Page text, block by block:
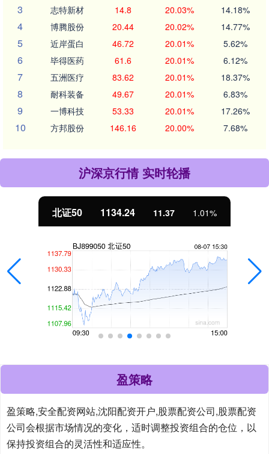
3 志特新材 14.8 20.03% 14.18%
4 博腾股份 20.44 20.02% 14.77%
5 近岸蛋白 46.72 20.01% 5.62%
6 毕得医药 61.6 20.01% 6.12%
7 五洲医疗 83.62 20.01% 18.37%
8 耐科装备 49.67 20.01% 6.83%
9 一博科技 53.33 20.01% 17.26%
10 方邦股份 146.16 20.00% 7.68%
沪深京行情 实时轮播
北证50 1134.24 11.37 1.01%
盈策略
盈策略,安全配资网站,沈阳配资开户,股票配资公司,股票配资
公司会根据市场情况的变化，适时调整投资组合的仓位，以
保持投资组合的灵活性和适应性。